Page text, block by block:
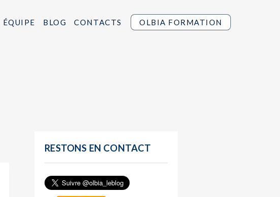
ÉQUIPE BLOG CONTACTS OLBIA FORMATION
RESTONS EN CONTACT